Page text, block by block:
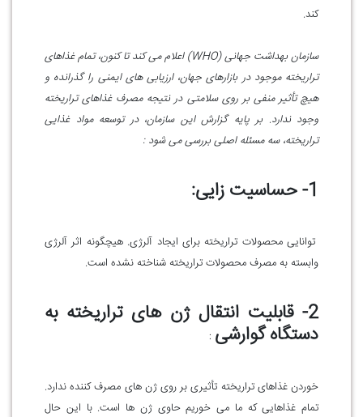
کند.
سازمان بهداشت جهانی(WHO)
اعلام می کند تا کنون، تمام غذاهای
تراریخته موجود در بازارهای جهان، ارزیابی های ایمنی را گذرانده و
هیچ تأثیر منفی بر روی سلامتی در نتیجه مصرف غذاهای تراریخته
وجود ندارد. بر پایه گزارش این سازمان، در توسعه مواد غذایی
تراریخته، سه مسئله اصلی بررسی می شود :
1- حساسیت زایی:
توانایی محصولات تراریخته برای ایجاد آلرژی. هیچگونه اثر آلرژی
وابسته به مصرف محصولات تراریخته شناخته نشده است.
2- قابلیت انتقال ژن های تراریخته به
دستگاه گوارشی :
خوردن غذاهای تراریخته تأثیری بر روی ژن های مصرف کننده ندارد.
تمام غذاهایی که ما می خوریم حاوی ژن ها است. با این حال